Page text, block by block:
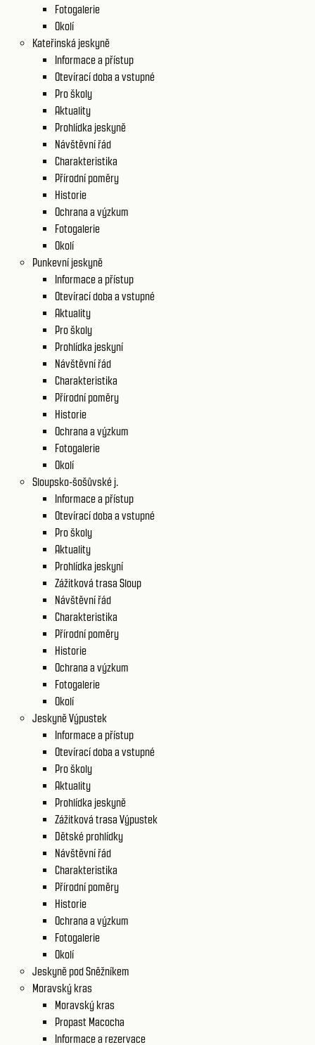
Fotogalerie
Okolí
Kateřinská jeskyně
Informace a přístup
Otevírací doba a vstupné
Pro školy
Aktuality
Prohlídka jeskyně
Návštěvní řád
Charakteristika
Přírodní poměry
Historie
Ochrana a výzkum
Fotogalerie
Okolí
Punkevní jeskyně
Informace a přístup
Otevírací doba a vstupné
Aktuality
Pro školy
Prohlídka jeskyní
Návštěvní řád
Charakteristika
Přírodní poměry
Historie
Ochrana a výzkum
Fotogalerie
Okolí
Sloupsko-šošůvské j.
Informace a přístup
Otevírací doba a vstupné
Pro školy
Aktuality
Prohlídka jeskyní
Zážitková trasa Sloup
Návštěvní řád
Charakteristika
Přírodní poměry
Historie
Ochrana a výzkum
Fotogalerie
Okolí
Jeskyně Výpustek
Informace a přístup
Otevírací doba a vstupné
Pro školy
Aktuality
Prohlídka jeskyně
Zážitková trasa Výpustek
Dětské prohlídky
Návštěvní řád
Charakteristika
Přírodní poměry
Historie
Ochrana a výzkum
Fotogalerie
Okolí
Jeskyně pod Sněžníkem
Moravský kras
Moravský kras
Propast Macocha
Informace a rezervace